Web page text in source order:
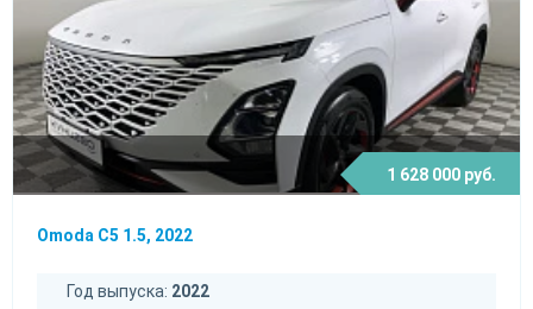
1 628 000 руб.
Omoda C5 1.5, 2022
Год выпуска: 2022